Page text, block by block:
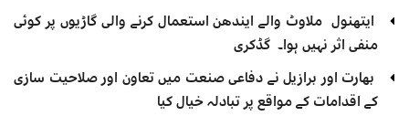
ایتھنول ملاوٹ والے ایندھن استعمال کرنے والی گاڑیوں پر کوئی
منفی اثر نہیں ہوا۔ گڈکری
بھارت اور برازیل نے دفاعی صنعت میں تعاون اور صلاحیت سازی
کے اقدامات کے مواقع پر تبادلہ خیال کیا